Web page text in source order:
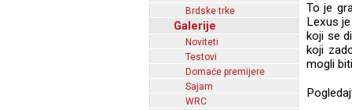
Brdske trke
Galerije
Noviteti
Testovi
Domaće premijere
Sajam
WRC
To je
Lexus
koji se
koji
mogli